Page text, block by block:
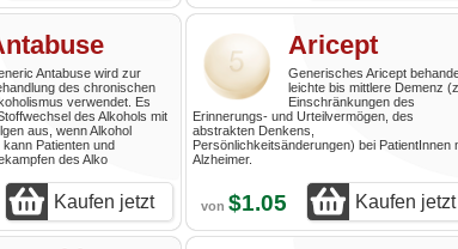
Antabuse wird zur
des chronischen
verwendet. Es
des Alkohols mit
aus, wenn Alkohol
Patienten und
des Alko
Kaufen jetzt
Aricept
Generisches Aricept
leichte bis mittlere Demenz
Einschränkungen des
Erinnerungs- und Urteilvermögen, des
abstrakten Denkens,
Persönlichkeitsänderungen) bei PatientInnen
Alzheimer.
von $1.05 Kaufen jetzt